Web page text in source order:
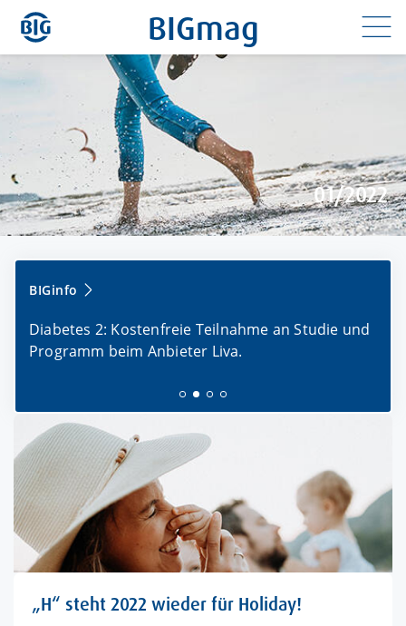
zum
Inhalt
BIGmag
01/2022
BIGinfo
Diabetes 2: Kostenfreie Teilnahme an Studie und
Programm beim Anbieter Liva.
„H“ steht 2022 wieder für Holiday!